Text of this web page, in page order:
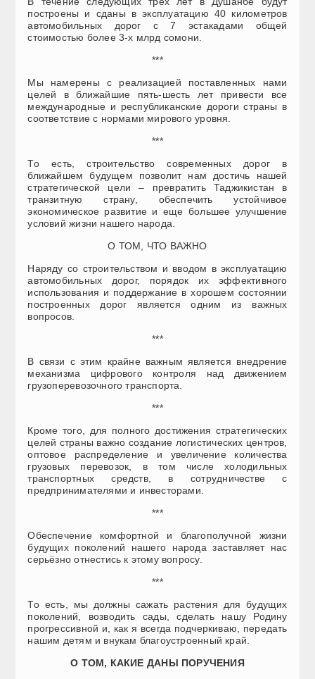
построены и сданы в эксплуатацию 40 километров
автомобильных дорог с 7 эстакадами общей
стоимостью более 3-х млрд сомони.
***
Мы намерены с реализацией поставленных нами
целей в ближайшие пять-шесть лет привести все
международные и республиканские дороги страны в
соответствие с нормами мирового уровня.
***
То есть, строительство современных дорог в
ближайшем будущем позволит нам достичь нашей
стратегической цели – превратить Таджикистан в
транзитную страну, обеспечить устойчивое
экономическое развитие и еще большее улучшение
условий жизни нашего народа.
О ТОМ, ЧТО ВАЖНО
Наряду со строительством и вводом в эксплуатацию
автомобильных дорог, порядок их эффективного
использования и поддержание в хорошем состоянии
построенных дорог является одним из важных
вопросов.
***
В связи с этим крайне важным является внедрение
механизма цифрового контроля над движением
грузоперевозочного транспорта.
***
Кроме того, для полного достижения стратегических
целей страны важно создание логистических центров,
оптовое распределение и увеличение количества
грузовых перевозок, в том числе холодильных
транспортных средств, в сотрудничестве с
предпринимателями и инвесторами.
***
Обеспечение комфортной и благополучной жизни
будущих поколений нашего народа заставляет нас
серьёзно отнестись к этому вопросу.
***
То есть, мы должны сажать растения для будущих
поколений, возводить сады, сделать нашу Родину
прогрессивной и, как я всегда подчеркиваю, передать
нашим детям и внукам благоустроенный край.
О ТОМ, КАКИЕ ДАНЫ ПОРУЧЕНИЯ